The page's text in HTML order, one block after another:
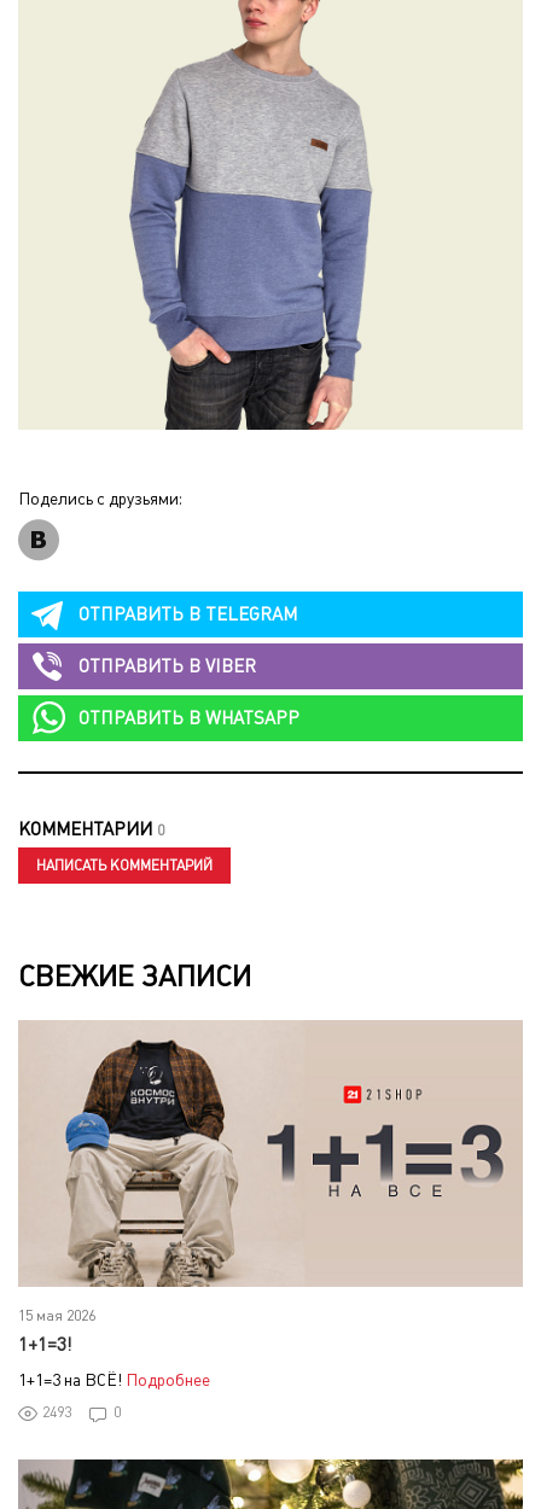
Поделись с друзьями:
ОТПРАВИТЬ В TELEGRAM
ОТПРАВИТЬ В VIBER
ОТПРАВИТЬ В WHATSAPP
КОММЕНТАРИИ 0
НАПИСАТЬ КОММЕНТАРИЙ
СВЕЖИЕ ЗАПИСИ
15 мая 2026
1+1=3!
1+1=3 на ВСЁ! Подробнее
2493 0